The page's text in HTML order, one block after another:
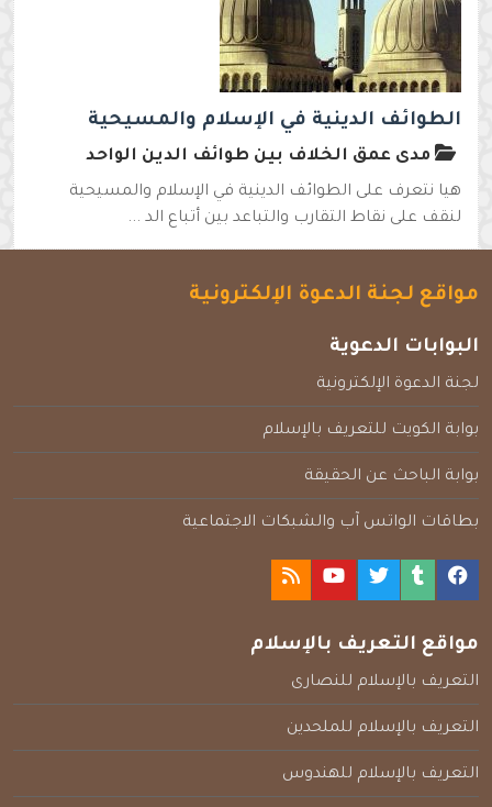
الطوائف الدينية في الإسلام والمسيحية
مدى عمق الخلاف بين طوائف الدين الواحد
هيا نتعرف على الطوائف الدينية في الإسلام والمسيحية
لنقف على نقاط التقارب والتباعد بين أتباع الد ...
مواقع لجنة الدعوة الإلكترونية
البوابات الدعوية
لجنة الدعوة الإلكترونية
بوابة الكويت للتعريف بالإسلام
بوابة الباحث عن الحقيقة
بطاقات الواتس آب والشبكات الاجتماعية
مواقع التعريف بالإسلام
التعريف بالإسلام للنصارى
التعريف بالإسلام للملحدين
التعريف بالإسلام للهندوس